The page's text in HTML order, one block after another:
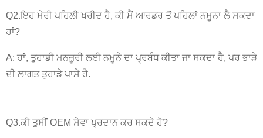
Q2.ਇਹ ਮੇਰੀ ਪਹਿਲੀ ਖਰੀਦ ਹੈ, ਕੀ ਮੈਂ ਆਰਡਰ ਤੋਂ ਪਹਿਲਾਂ ਨਮੂਨਾ ਲੈ ਸਕਦਾ
ਹਾਂ?
A: ਹਾਂ, ਤੁਹਾਡੀ ਮਨਜ਼ੂਰੀ ਲਈ ਨਮੂਨੇ ਦਾ ਪ੍ਰਬੰਧ ਕੀਤਾ ਜਾ ਸਕਦਾ ਹੈ, ਪਰ ਭਾੜੇ
ਦੀ ਲਾਗਤ ਤੁਹਾਡੇ ਪਾਸੇ ਹੈ.
Q3.ਕੀ ਤੁਸੀਂ OEM ਸੇਵਾ ਪ੍ਰਦਾਨ ਕਰ ਸਕਦੇ ਹੋ?